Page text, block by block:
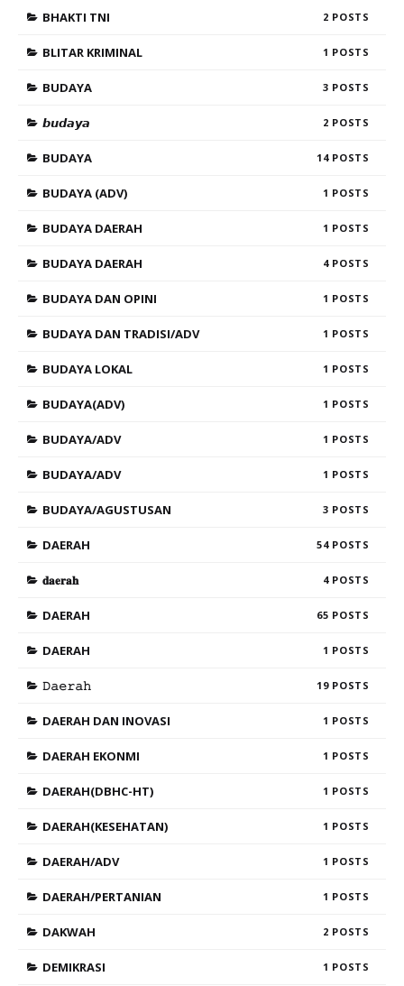
BHAKTI TNI 2
BLITAR KRIMINAL 1
BUDAYA 3
𝙗𝙪𝙙𝙖𝙮𝙖 2
BUDAYA 14
BUDAYA (ADV) 1
BUDAYA DAERAH 1
BUDAYA DAERAH 4
BUDAYA DAN OPINI 1
BUDAYA DAN TRADISI/ADV 1
BUDAYA LOKAL 1
BUDAYA(ADV) 1
BUDAYA/ADV 1
BUDAYA/ADV 1
BUDAYA/AGUSTUSAN 3
DAERAH 54
𝐝𝐚𝐞𝐫𝐚𝐡 4
DAERAH 65
DAERAH 1
𝙳𝚊𝚎𝚛𝚊𝚑 19
DAERAH DAN INOVASI 1
DAERAH EKONMI 1
DAERAH(DBHC-HT) 1
DAERAH(KESEHATAN) 1
DAERAH/ADV 1
DAERAH/PERTANIAN 1
DAKWAH 2
DEMIKRASI 1